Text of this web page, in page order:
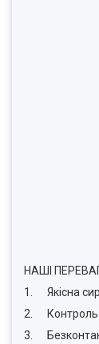
НАШІ
1. Якісна
2. Контроль
3.